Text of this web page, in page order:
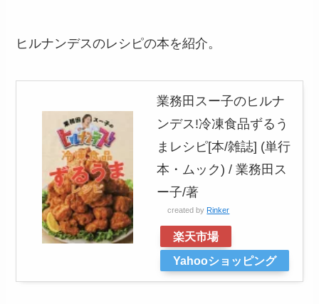
ヒルナンデスのレシピの本を紹介。
業務田スー子のヒルナ
ンデス!冷凍食品ずるう
まレシピ[本/雑誌] (単行
本・ムック) / 業務田ス
ー子/著
created by Rinker
楽天市場
Yahooショッピング